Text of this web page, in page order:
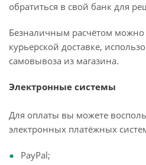
обратиться в свой банк для
Безналичным расчётом можно
курьерской доставке,
самовывоза из магазина.
Электронные системы
Для оплаты вы можете
электронных платёжных
PayPal;